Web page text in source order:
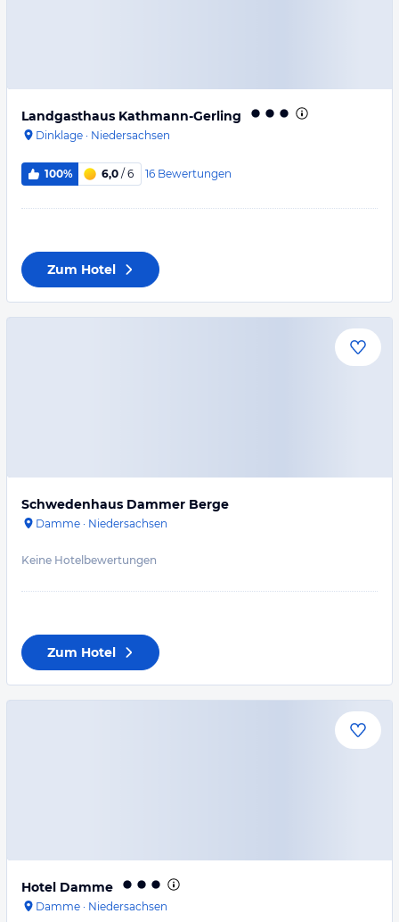
Landgasthaus Kathmann-Gerling
Dinklage · Niedersachsen
100% 6,0 / 6 16 Bewertungen
Zum Hotel
Schwedenhaus Dammer Berge
Damme · Niedersachsen
Keine Hotelbewertungen
Zum Hotel
Hotel Damme
Damme · Niedersachsen